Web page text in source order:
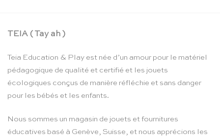
TEIA ( Tay ah )
Teia Education & Play est née d’un amour pour le matériel
pédagogique de qualité et certifié et les jouets
écologiques conçus de manière réfléchie et sans danger
pour les bébés et les enfants.
Nous sommes un magasin de jouets et fournitures
éducatives basé à Genève, Suisse, et nous apprécions les